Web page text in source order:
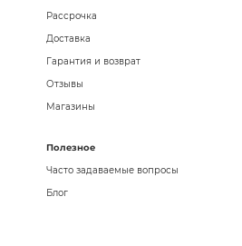
Рассрочка
Доставка
Гарантия и возврат
Отзывы
Магазины
Полезное
Часто задаваемые вопросы
Блог